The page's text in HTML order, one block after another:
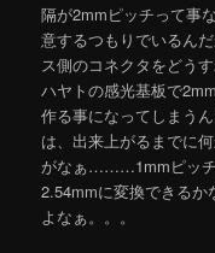
隔が2mmピッチって事
意するつもりでいるん
ス側のコネクタをどう
ハヤトの感光基板で
作る事になってしまう
は、出来上がるまでに
がなぁ………1mmピッチ
2.54mmに変換できる
よなぁ。。。